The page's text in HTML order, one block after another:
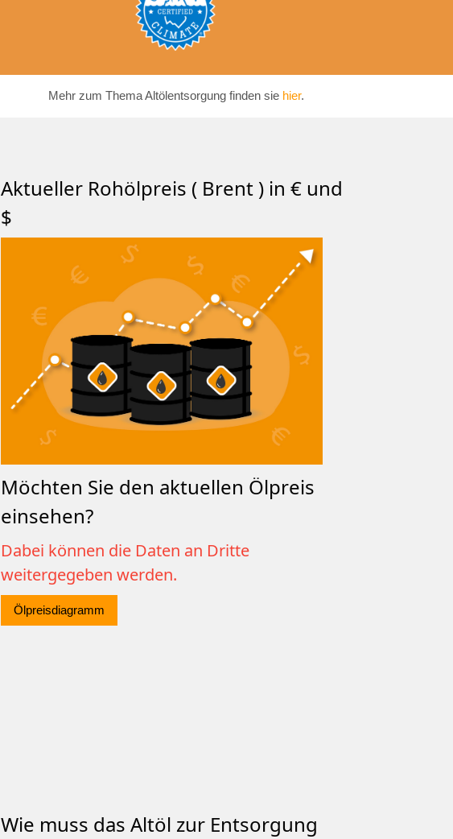
Mehr zum Thema Altölentsorgung finden sie hier.
Aktueller Rohölpreis ( Brent ) in € und
$
Möchten Sie den aktuellen Ölpreis
einsehen?
Dabei können die Daten an Dritte
weitergegeben werden.
Ölpreisdiagramm
Wie muss das Altöl zur Entsorgung